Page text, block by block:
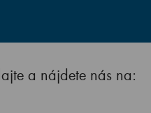
a nájdete nás na: